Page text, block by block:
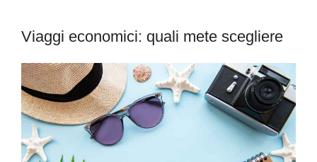
Viaggi economici: quali mete scegliere